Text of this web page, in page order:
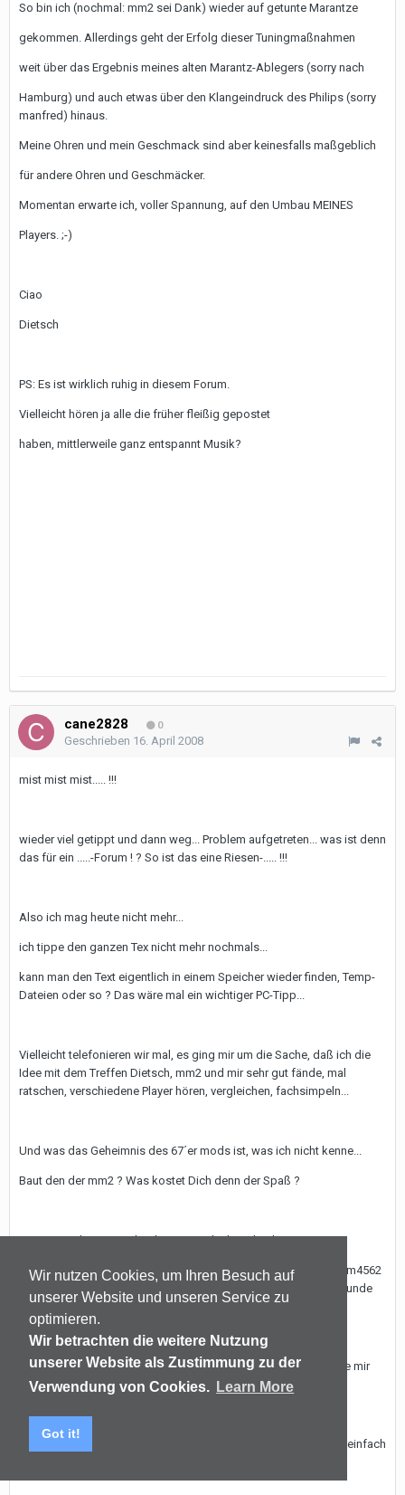
Wir nutzen Cookies, um Ihren Besuch auf
unserer Website und unseren Service zu
optimieren.
Wir betrachten die weitere Nutzung
unserer Website als Zustimmung zu der
Verwendung von Cookies. Learn More
Got it!
So bin ich (nochmal: mm2 sei Dank) wieder auf getunte Marantze
gekommen. Allerdings geht der Erfolg dieser Tuningmaßnahmen
weit über das Ergebnis meines alten Marantz-Ablegers (sorry nach
Hamburg) und auch etwas über den Klangeindruck des Philips (sorry
manfred) hinaus.
Meine Ohren und mein Geschmack sind aber keinesfalls maßgeblich
für andere Ohren und Geschmäcker.
Momentan erwarte ich, voller Spannung, auf den Umbau MEINES
Players. ;-)
Ciao
Dietsch
PS: Es ist wirklich ruhig in diesem Forum.
Vielleicht hören ja alle die früher fleißig gepostet
haben, mittlerweile ganz entspannt Musik?
cane2828 0
Geschrieben 16. April 2008
mist mist mist..... !!!
wieder viel getippt und dann weg... Problem aufgetreten... was ist denn
das für ein .....-Forum ! ? So ist das eine Riesen-..... !!!
Also ich mag heute nicht mehr...
ich tippe den ganzen Tex nicht mehr nochmals...
kann man den Text eigentlich in einem Speicher wieder finden, Temp-
Dateien oder so ? Das wäre mal ein wichtiger PC-Tipp...
Vielleicht telefonieren wir mal, es ging mir um die Sache, daß ich die
Idee mit dem Treffen Dietsch, mm2 und mir sehr gut fände, mal
ratschen, verschiedene Player hören, vergleichen, fachsimpeln...
Und was das Geheimnis des 67´er mods ist, was ich nicht kenne...
Baut den der mm2 ? Was kostet Dich denn der Spaß ?
Kannst Du die Unterschiede zum 600´er beschreiben,
fehlt es an Auflösung ? Da hätte ich aktuell 1541´er Kisten mit Lm4562
oder Burson, die sind etwas heller, detaillierter, als der bewußt runde
600´er mit Op275... interessiert mich einfach...
ich hoffe der 600´er kommt nicht auf den Wertstoffhof, das täte mir
schon sehr weh, das verstehst Du ja sicher....
Das weitere zu einem möglichen Treffen müßten wir aber dann einfach